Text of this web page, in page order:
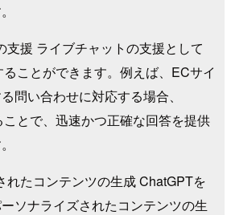
支援 ライブチャットの支援として
ことができます。例えば、ECサイ
問い合わせに対応する場合、
とで、迅速かつ正確な回答を提供
れたコンテンツの生成 ChatGPTを
ソナライズされたコンテンツの生